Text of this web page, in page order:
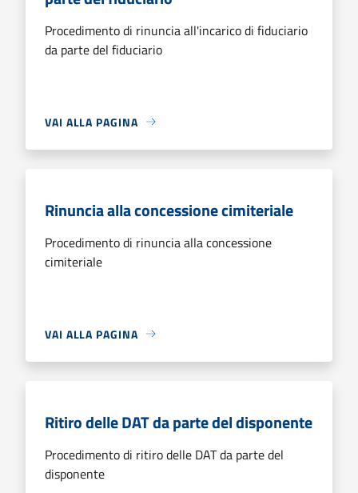
Procedimento di rinuncia all'incarico di fiduciario
da parte del fiduciario
VAI ALLA PAGINA
Rinuncia alla concessione cimiteriale
Procedimento di rinuncia alla concessione
cimiteriale
VAI ALLA PAGINA
Ritiro delle DAT da parte del disponente
Procedimento di ritiro delle DAT da parte del
disponente